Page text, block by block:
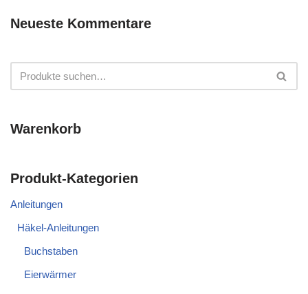
Neueste Kommentare
Warenkorb
Produkt-Kategorien
Anleitungen
Häkel-Anleitungen
Buchstaben
Eierwärmer